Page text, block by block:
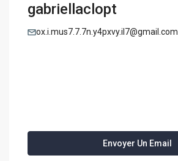
gabriellaclopt
ox.i.mus7.7.7n.y4pxvy.il7@gmail.com
Envoyer Un Email